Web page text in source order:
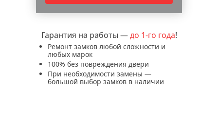
Гарантия на работы —до 1-го года!
Ремонт замков любой сложности и
любых марок
100% без повреждения двери
При необходимости замены —
большой выбор замков в наличии